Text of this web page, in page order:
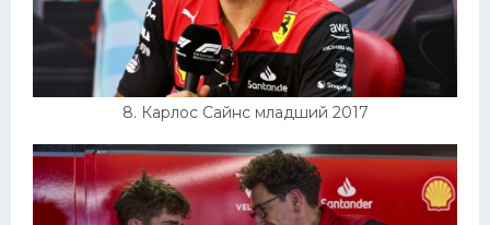
8. Карлос Сайнс младший 2017